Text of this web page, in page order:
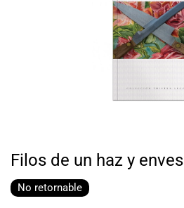
Filos de un haz y enves
No retornable